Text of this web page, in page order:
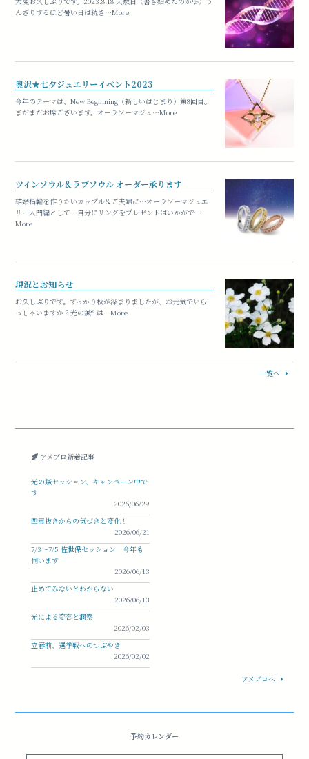
んざりするほど暑い日は続き…More
奥沢★七夕ジュエリーイベント2023
今年のテーマは、New Beginning（新しいはじまり）第8回目。
まだまだお席ございます。オーラソーマジュ…More
ツインソウル＆ラブソウル オーダー承ります
結婚指輪を作りたいカップル＆ご夫婦に…オーラソーマジュエ
リー入門編として…自分にリングをプレゼントはいかがで…
More
現況とお知らせ
お久しぶりです。すっかり秋が深まりましたが、お元気でいら
っしゃいますか？光の鍼®︎ は…More
一覧へ
アメブロ新着記事
光の鍼セッション、キャンペーン中で
す
2026/06/29
四毒抜きからの気づきと変化！
2026/06/21
7/3〜7/5 佐世保セッション 今年も
伺います
2026/06/13
止めてみないとわからない
2026/06/13
光による変容と洞察
2026/02/03
立春前、選挙戦へのつぶやき
2026/02/02
アメブロへ
予約カレンダー